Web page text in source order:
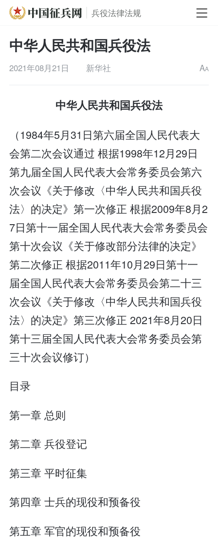
兵役法律法规
中华人民共和国兵役法
2021年08月21日 新华社 AA
中华人民共和国兵役法
（1984年5月31日第六届全国人民代表大
会第二次会议通过 根据1998年12月29日
第九届全国人民代表大会常务委员会第六
次会议《关于修改〈中华人民共和国兵役
法〉的决定》第一次修正 根据2009年8月2
7日第十一届全国人民代表大会常务委员会
第十次会议《关于修改部分法律的决定》
第二次修正 根据2011年10月29日第十一
届全国人民代表大会常务委员会第二十三
次会议《关于修改〈中华人民共和国兵役
法〉的决定》第三次修正 2021年8月20日
第十三届全国人民代表大会常务委员会第
三十次会议修订）
目录
第一章 总则
第二章 兵役登记
第三章 平时征集
第四章 士兵的现役和预备役
第五章 军官的现役和预备役